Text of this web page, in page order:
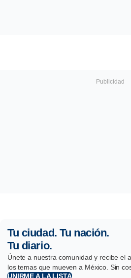
Tu ciudad. Tu nación.
Tu diario.
Únete a nuestra comunidad y recibe el
los temas que mueven a México. Sin
UNIRME A LA LISTA